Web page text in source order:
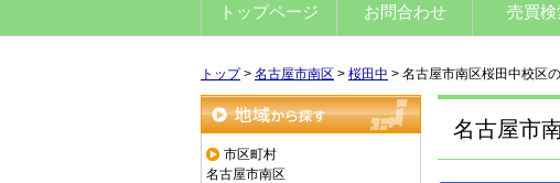
トップページ お問合わせ 売買検
トップ> 名古屋市南区 > 桜田中 > 名古屋市南区桜田中校区
地域から探す
市区町村
名古屋市南区
名古屋市